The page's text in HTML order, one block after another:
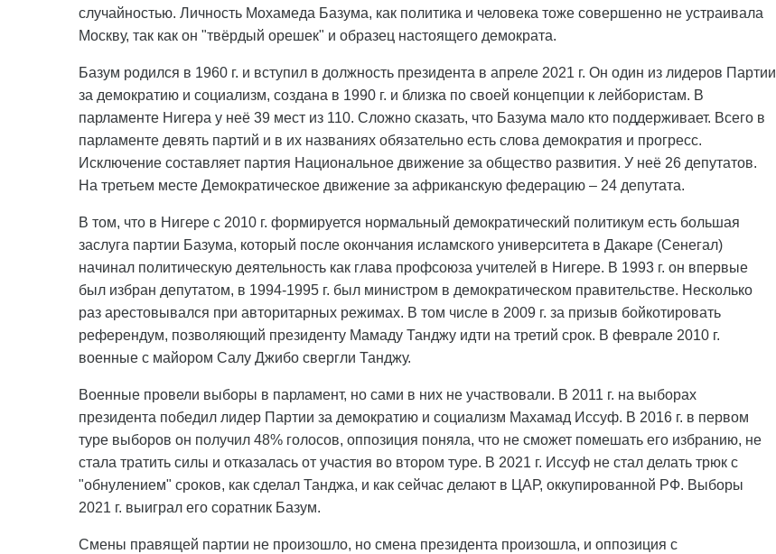
случайностью. Личность Мохамеда Базума, как политика и человека тоже совершенно не устраивала
Москву, так как он "твёрдый орешек" и образец настоящего демократа.
Базум родился в 1960 г. и вступил в должность президента в апреле 2021 г. Он один из лидеров Партии
за демократию и социализм, создана в 1990 г. и близка по своей концепции к лейбористам. В
парламенте Нигера у неё 39 мест из 110. Сложно сказать, что Базума мало кто поддерживает. Всего в
парламенте девять партий и в их названиях обязательно есть слова демократия и прогресс.
Исключение составляет партия Национальное движение за общество развития. У неё 26 депутатов.
На третьем месте Демократическое движение за африканскую федерацию – 24 депутата.
В том, что в Нигере с 2010 г. формируется нормальный демократический политикум есть большая
заслуга партии Базума, который после окончания исламского университета в Дакаре (Сенегал)
начинал политическую деятельность как глава профсоюза учителей в Нигере. В 1993 г. он впервые
был избран депутатом, в 1994-1995 г. был министром в демократическом правительстве. Несколько
раз арестовывался при авторитарных режимах. В том числе в 2009 г. за призыв бойкотировать
референдум, позволяющий президенту Мамаду Танджу идти на третий срок. В феврале 2010 г.
военные с майором Салу Джибо свергли Танджу.
Военные провели выборы в парламент, но сами в них не участвовали. В 2011 г. на выборах
президента победил лидер Партии за демократию и социализм Махамад Иссуф. В 2016 г. в первом
туре выборов он получил 48% голосов, оппозиция поняла, что не сможет помешать его избранию, не
стала тратить силы и отказалась от участия во втором туре. В 2021 г. Иссуф не стал делать трюк с
"обнулением" сроков, как сделал Танджа, и как сейчас делают в ЦАР, оккупированной РФ. Выборы
2021 г. выиграл его соратник Базум.
Смены правящей партии не произошло, но смена президента произошла, и оппозиция с